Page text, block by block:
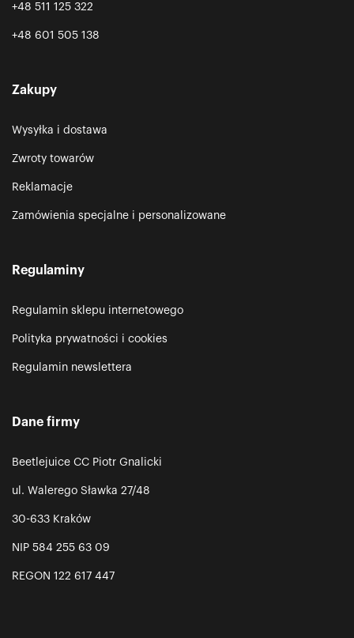
+48 511 125 322
+48 601 505 138
Zakupy
Wysyłka i dostawa
Zwroty towarów
Reklamacje
Zamówienia specjalne i personalizowane
Regulaminy
Regulamin sklepu internetowego
Polityka prywatności i cookies
Regulamin newslettera
Dane firmy
Beetlejuice CC Piotr Gnalicki
ul. Walerego Sławka 27/48
30-633 Kraków
NIP 584 255 63 09
REGON 122 617 447